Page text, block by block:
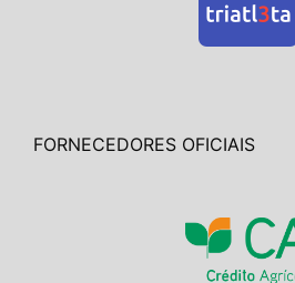
FORNECEDORES OFICIAIS